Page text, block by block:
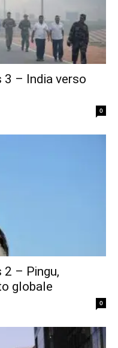
3 – India verso
0
– Pingu,
globale
0